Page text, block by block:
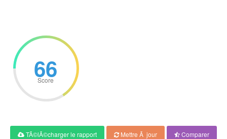
66
Score
TÃ©lÃ©charger le rapport Mettre Ã jour
Comparer